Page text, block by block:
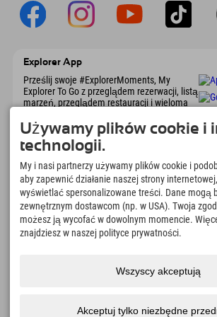
Explorer App
Prześlij swoje #ExplorerMoments, My
Explorer To Go z przeglądem rezerwacji, listą
marzeń, przeglądem restauracji i wieloma
Czas na chwile odkrywcy
166
Jeziora górskie i baseny
rekreacyjne
8.991km
Szlaki do pieszych
wędrówek i wspinaczki
97
Dostępność naciskać Certyfikaty
Używamy plików cookie i
technologii.
My i nasi partnerzy używamy plików cookie i
aby zapewnić działanie naszej strony
wyświetlać spersonalizowane treści. Dane mogą
zewnętrznym dostawcom (np. w USA). Twoja
możesz ją wycofać w dowolnym momencie.
znajdziesz w naszej polityce prywatności.
Wszyscy akceptują
Akceptuj tylko niezbędne